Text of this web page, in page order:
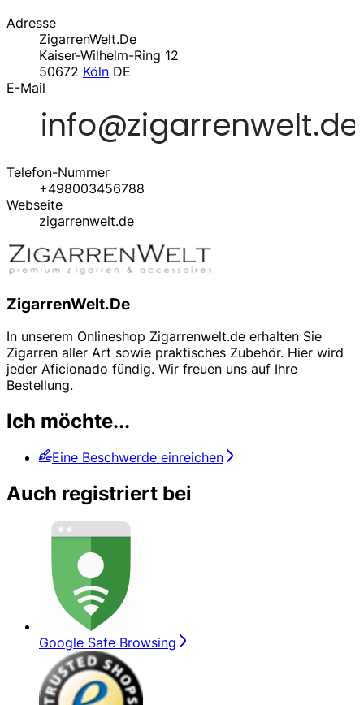
Adresse
ZigarrenWelt.De
Kaiser-Wilhelm-Ring 12
50672 Köln DE
E-Mail
Telefon-Nummer
+498003456788
Webseite
zigarrenwelt.de
ZigarrenWelt.De
In unserem Onlineshop Zigarrenwelt.de erhalten Sie
Zigarren aller Art sowie praktisches Zubehör. Hier wird
jeder Aficionado fündig. Wir freuen uns auf Ihre
Bestellung.
Ich möchte...
Eine Beschwerde einreichen
Auch registriert bei
Google Safe Browsing